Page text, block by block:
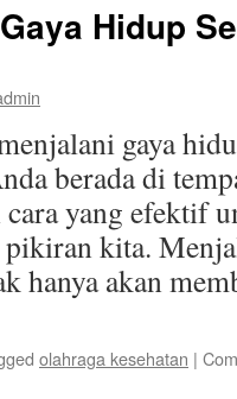
Hidup
gaya
berada di
yang efektif
pikiran kita.
hanya akan
olahraga kesehatan |